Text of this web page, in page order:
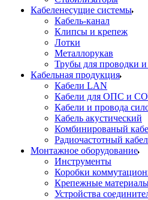
Кабеленесущие системы
Кабель-канал
Клипсы и крепеж
Лотки
Металлорукав
Трубы для проводки и
Кабельная продукция
Кабели LAN
Кабели для ОПС и
Кабели и провода
Кабель акустический
Комбинированый
Радиочастотный
Монтажное оборудование
Инструменты
Коробки
Крепежные
Устройства